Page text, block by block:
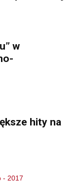
w
hity na